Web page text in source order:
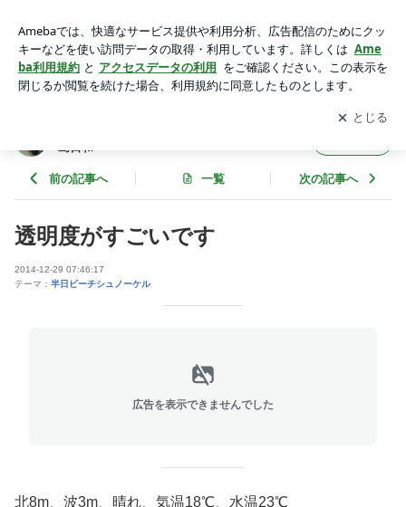
ーの島日和アプリをダウンロードして ブログの更新通知
を受け取りまし
ょう。
開く
島日和
前の記事へ 一覧 次の記事へ
透明度がすごいです
2014-12-29 07:46:17
テーマ： 半日ビーチシュノーケル
広告を表示できませんでした
北8m、波3m、晴れ、気温18℃、水温23℃